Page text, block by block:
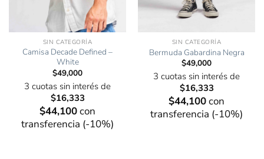
SIN CATEGORÍA
Camisa Decade Defined –
White
$49,000
3 cuotas sin interés de
$16,333
$44,100con
transferencia (-10%)
SIN CATEGORÍA
Bermuda Gabardina Negra
$49,000
3 cuotas sin interés de
$16,333
$44,100con
transferencia (-10%)